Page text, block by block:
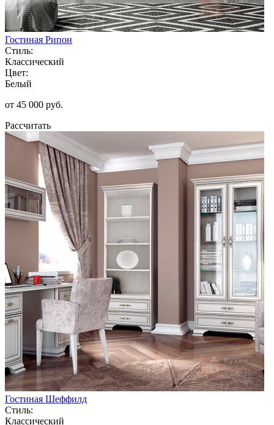
Гостиная Рипон
Стиль:
Классический
Цвет:
Белый
от 45 000 руб.
Рассчитать
Гостиная Шеффилд
Стиль:
Классический